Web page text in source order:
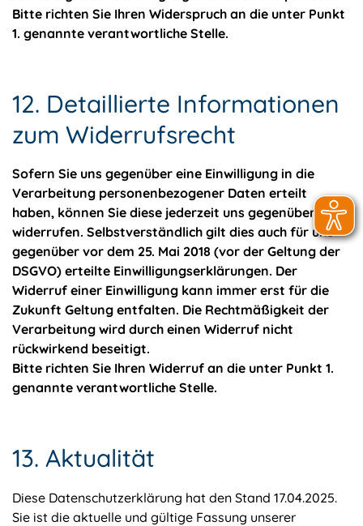
Bitte richten Sie Ihren Widerspruch an die unter Punkt
1. genannte verantwortliche Stelle.
12. Detaillierte Informationen
zum Widerrufsrecht
Sofern Sie uns gegenüber eine Einwilligung in die
Verarbeitung personenbezogener Daten erteilt
haben, können Sie diese jederzeit uns gegenüber
widerrufen. Selbstverständlich gilt dies auch für uns
gegenüber vor dem 25. Mai 2018 (vor der Geltung der
DSGVO) erteilte Einwilligungserklärungen. Der
Widerruf einer Einwilligung kann immer erst für die
Zukunft Geltung entfalten. Die Rechtmäßigkeit der
Verarbeitung wird durch einen Widerruf nicht
rückwirkend beseitigt.
Bitte richten Sie Ihren Widerruf an die unter Punkt 1.
genannte verantwortliche Stelle.
13. Aktualität
Diese Datenschutzerklärung hat den Stand 17.04.2025.
Sie ist die aktuelle und gültige Fassung unserer